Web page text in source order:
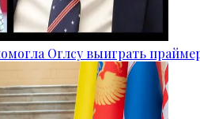
Оглсу выиграть